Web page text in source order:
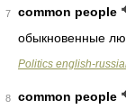
7
common people
обыкновенные
Politics english-
8
common people